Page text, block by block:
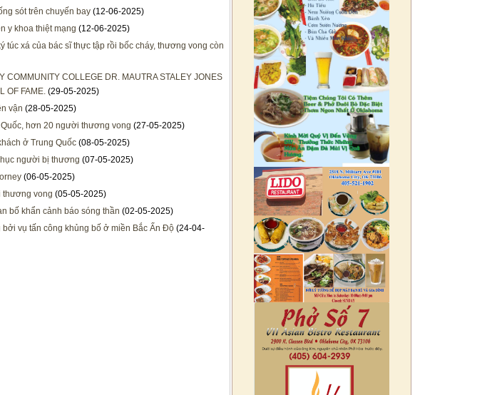
sót trên chuyến bay (12-06-2025)
y khoa thiệt mạng (12-06-2025)
túc xá của bác sĩ thực tập rồi bốc cháy, thương vong còn
COMMUNITY COLLEGE DR. MAUTRA STALEY JONES
OF FAME. (29-05-2025)
vận (28-05-2025)
hơn 20 người thương vong (27-05-2025)
ở Trung Quốc (08-05-2025)
người bị thương (07-05-2025)
(06-05-2025)
thương vong (05-05-2025)
bố khẩn cảnh báo sóng thần (02-05-2025)
vụ tấn công khủng bố ở miền Bắc Ấn Độ (24-04-